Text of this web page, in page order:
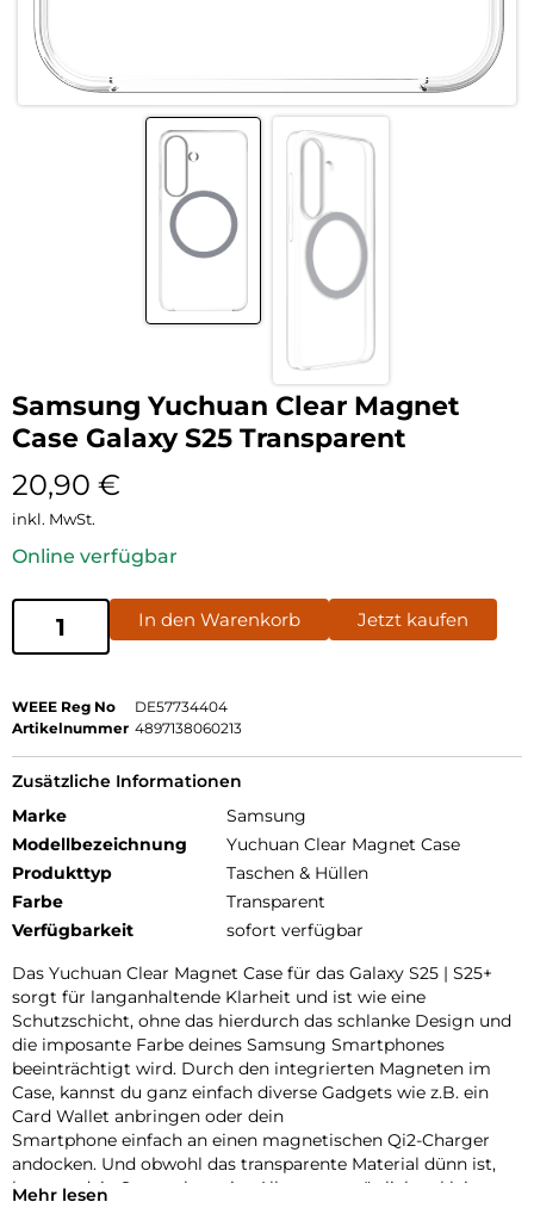
Samsung Yuchuan Clear Magnet
Case Galaxy S25 Transparent
20,90 €
inkl. MwSt.
Online verfügbar
In den Warenkorb Jetzt kaufen
WEEE Reg No
DE57734404
Artikelnummer 4897138060213
Zusätzliche Informationen
Marke
Samsung
Modellbezeichnung
Yuchuan Clear Magnet Case
Produkttyp
Taschen & Hüllen
Farbe
Transparent
Verfügbarkeit
sofort verfügbar
Das Yuchuan Clear Magnet Case für das Galaxy S25 | S25+
sorgt für langanhaltende Klarheit und ist wie eine
Schutzschicht, ohne das hierdurch das schlanke Design und
die imposante Farbe deines Samsung Smartphones
beeinträchtigt wird. Durch den integrierten Magneten im
Case, kannst du ganz einfach diverse Gadgets wie z.B. ein
Card Wallet anbringen oder dein
Smartphone einfach an einen magnetischen Qi2-Charger
andocken. Und obwohl das transparente Material dünn ist,
kann es dein Smartphone im Alltag vor möglichen kleineren
Mehr lesen